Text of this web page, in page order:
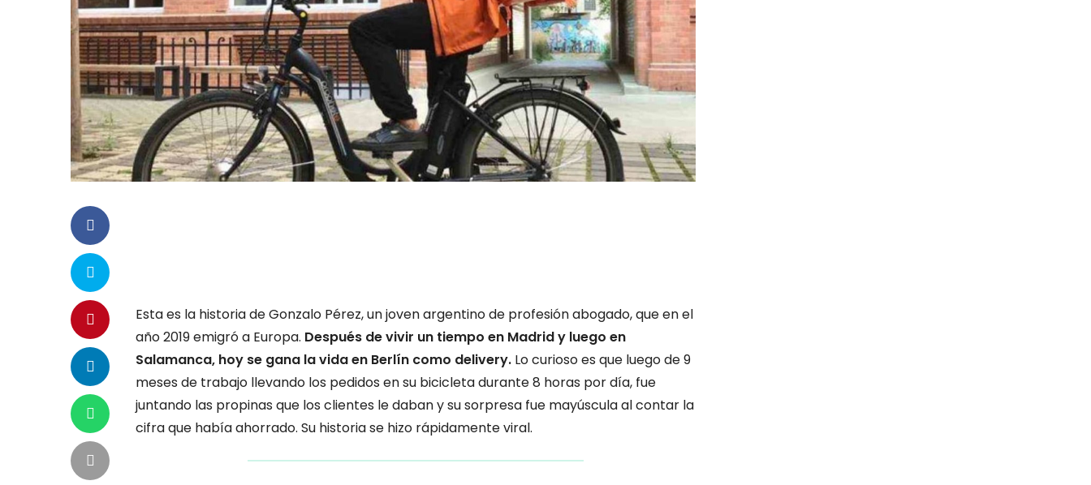
Esta es la historia de Gonzalo Pérez, un joven argentino de profesión abogado, que en el
año 2019 emigró a Europa. Después de vivir un tiempo en Madrid y luego en
Salamanca, hoy se gana la vida en Berlín como delivery. Lo curioso es que luego de 9
meses de trabajo llevando los pedidos en su bicicleta durante 8 horas por día, fue
juntando las propinas que los clientes le daban y su sorpresa fue mayúscula al contar la
cifra que había ahorrado. Su historia se hizo rápidamente viral.